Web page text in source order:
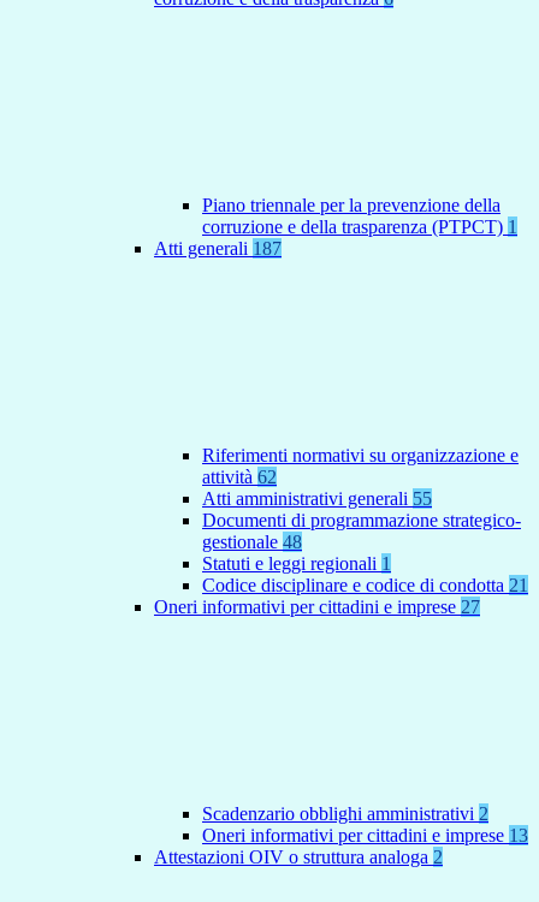
Piano triennale per la prevenzione della
corruzione e della trasparenza (PTPCT) 1
Atti generali 187
Riferimenti normativi su organizzazione e
attività 62
Atti amministrativi generali 55
Documenti di programmazione strategico-
gestionale 48
Statuti e leggi regionali 1
Codice disciplinare e codice di condotta 21
Oneri informativi per cittadini e imprese 27
Scadenzario obblighi amministrativi 2
Oneri informativi per cittadini e imprese 13
Attestazioni OIV o struttura analoga 2